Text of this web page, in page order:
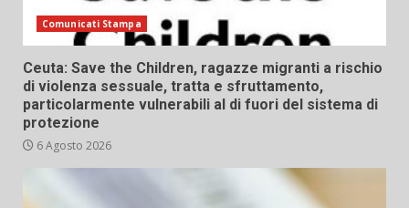
Comunicati Stampa
Ceuta: Save the Children, ragazze migranti a rischio
di violenza sessuale, tratta e sfruttamento,
particolarmente vulnerabili al di fuori del sistema di
protezione
6 Agosto 2026